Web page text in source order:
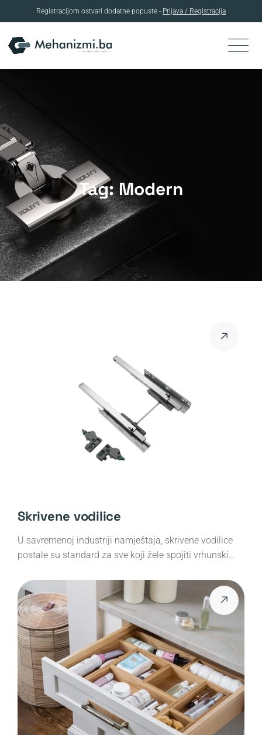
Skip
to
Registracijom ostvari dodatne popuste - Prijava / Registracija
Tag: Modern
Skrivene vodilice
U savremenoj industriji namještaja, skrivene vodilice
postale su standard za sve koji žele spojiti vrhunski…